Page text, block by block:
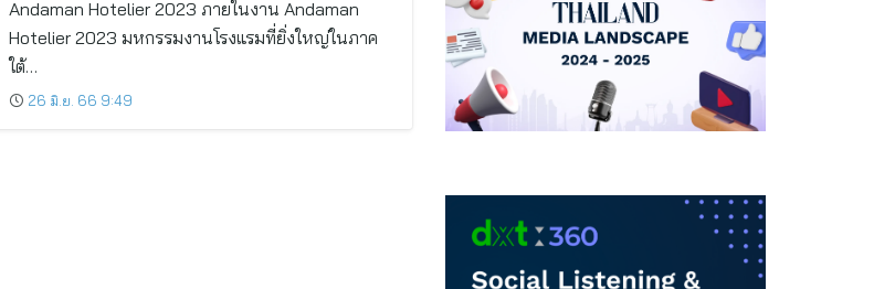
Andaman Hotelier 2023 ภายในงาน Andaman
Hotelier 2023 มหกรรมงานโรงแรมที่ยิ่งใหญ่ในภาค
ใต้…
26 มิ.ย. 66 9:49